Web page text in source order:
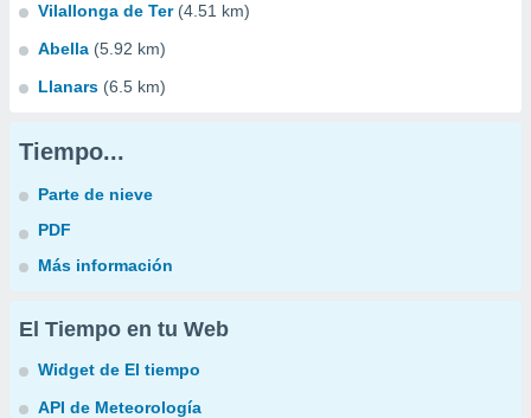
Vilallonga de Ter (4.51 km)
Abella (5.92 km)
Llanars (6.5 km)
Tiempo...
Parte de nieve
PDF
Más información
El Tiempo en tu Web
Widget de El tiempo
API de Meteorología